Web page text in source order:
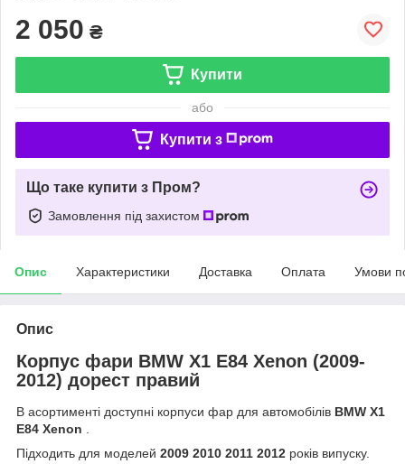
2 050 ₴
Купити
або
Купити з
Що таке купити з Пром?
Замовлення під захистом
Опис Характеристики Доставка Оплата Умови
Опис
Корпус фари BMW X1 E84 Xenon (2009-
2012) дорест правий
В асортименті доступні корпуси фар для автомобілів BMW X1
E84 Xenon .
Підходить для моделей 2009 2010 2011 2012 років випуску.